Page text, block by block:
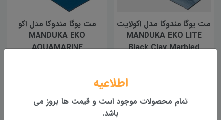
مت یوگا مندوکا مدل اکولایت
MANDUKA EKO LITE
Black Clay Marbled
مت یوگا مندوکا مدل اکو
MANDUKA EKO
AQUAMARINE
اطلاعیه
تمام محصولات موجود است و قیمت ها بروز می
باشد.